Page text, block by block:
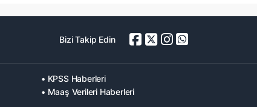
Bizi Takip Edin
• KPSS Haberleri
• Maaş Verileri Haberleri